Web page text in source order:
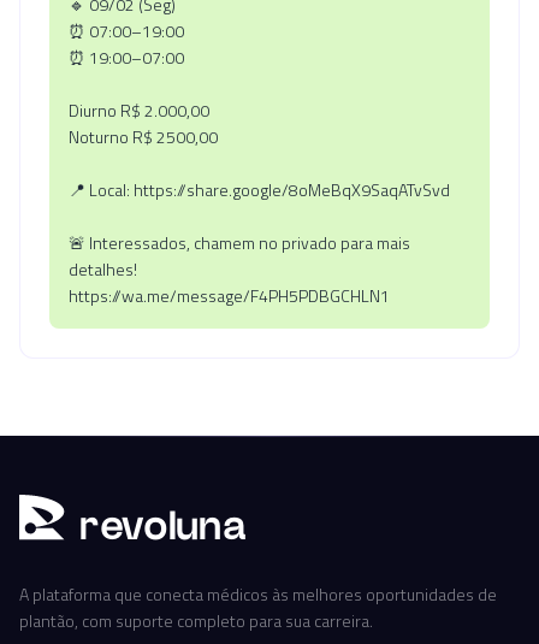
⏰ 07:00–19:00
⏰ 19:00–07:00
Diurno R$ 2.000,00
Noturno R$ 2500,00
📍 Local: https://share.google/8oMeBqX9SaqATvSvd
🚨 Interessados, chamem no privado para mais
detalhes!
https://wa.me/message/F4PH5PDBGCHLN1
revoluna
A plataforma que conecta médicos às melhores oportunidades de
plantão, com suporte completo para sua carreira.